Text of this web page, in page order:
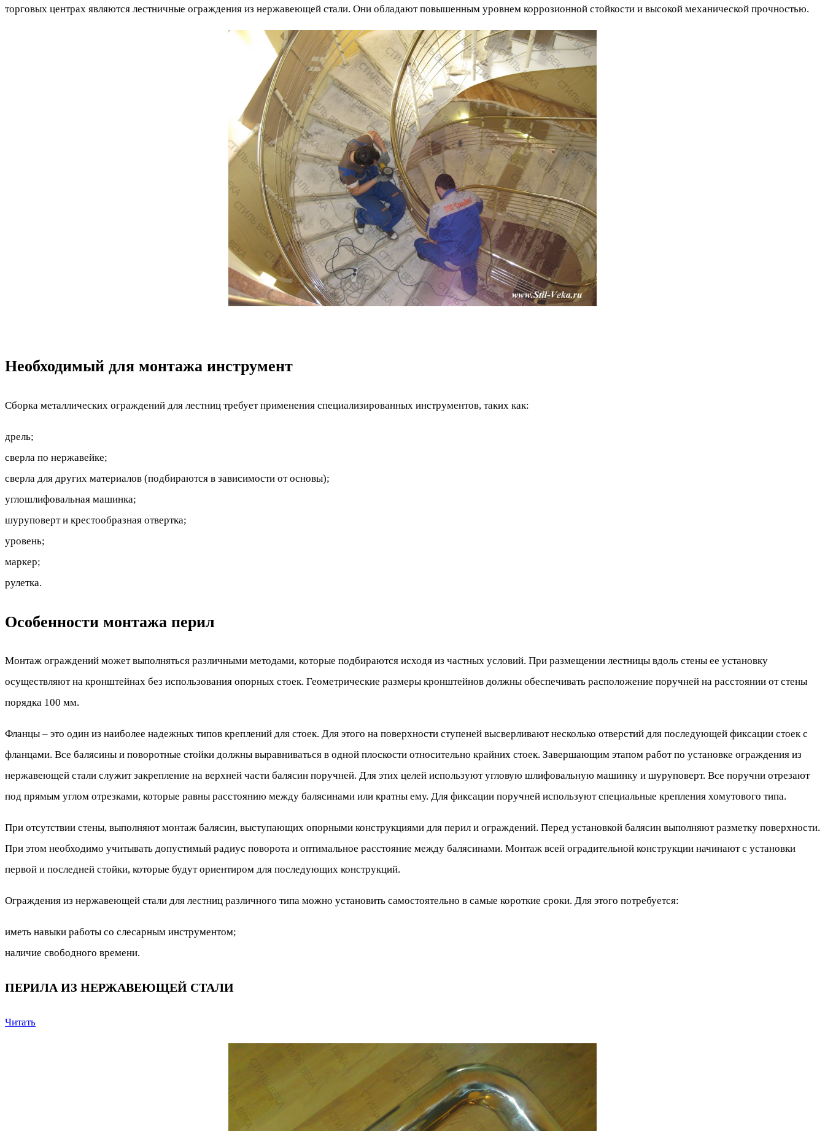
торговых центрах являются лестничные ограждения из нержавеющей стали. Они обладают повышенным уровнем коррозионной стойкости и высокой механической прочностью.
Необходимый для монтажа инструмент
Сборка металлических ограждений для лестниц требует применения специализированных инструментов, таких как:
дрель;
сверла по нержавейке;
сверла для других материалов (подбираются в зависимости от основы);
углошлифовальная машинка;
шуруповерт и крестообразная отвертка;
уровень;
маркер;
рулетка.
Особенности монтажа перил
Монтаж ограждений может выполняться различными методами, которые подбираются исходя из частных условий. При размещении лестницы вдоль стены ее установку
осуществляют на кронштейнах без использования опорных стоек. Геометрические размеры кронштейнов должны обеспечивать расположение поручней на расстоянии от стены
порядка 100 мм.
Фланцы – это один из наиболее надежных типов креплений для стоек. Для этого на поверхности ступеней высверливают несколько отверстий для последующей фиксации стоек с
фланцами. Все балясины и поворотные стойки должны выравниваться в одной плоскости относительно крайних стоек. Завершающим этапом работ по установке ограждения из
нержавеющей стали служит закрепление на верхней части балясин поручней. Для этих целей используют угловую шлифовальную машинку и шуруповерт. Все поручни отрезают
под прямым углом отрезками, которые равны расстоянию между балясинами или кратны ему. Для фиксации поручней используют специальные крепления хомутового типа.
При отсутствии стены, выполняют монтаж балясин, выступающих опорными конструкциями для перил и ограждений. Перед установкой балясин выполняют разметку поверхности.
При этом необходимо учитывать допустимый радиус поворота и оптимальное расстояние между балясинами. Монтаж всей оградительной конструкции начинают с установки
первой и последней стойки, которые будут ориентиром для последующих конструкций.
Ограждения из нержавеющей стали для лестниц различного типа можно установить самостоятельно в самые короткие сроки. Для этого потребуется:
иметь навыки работы со слесарным инструментом;
наличие свободного времени.
ПЕРИЛА ИЗ НЕРЖАВЕЮЩЕЙ СТАЛИ
Читать